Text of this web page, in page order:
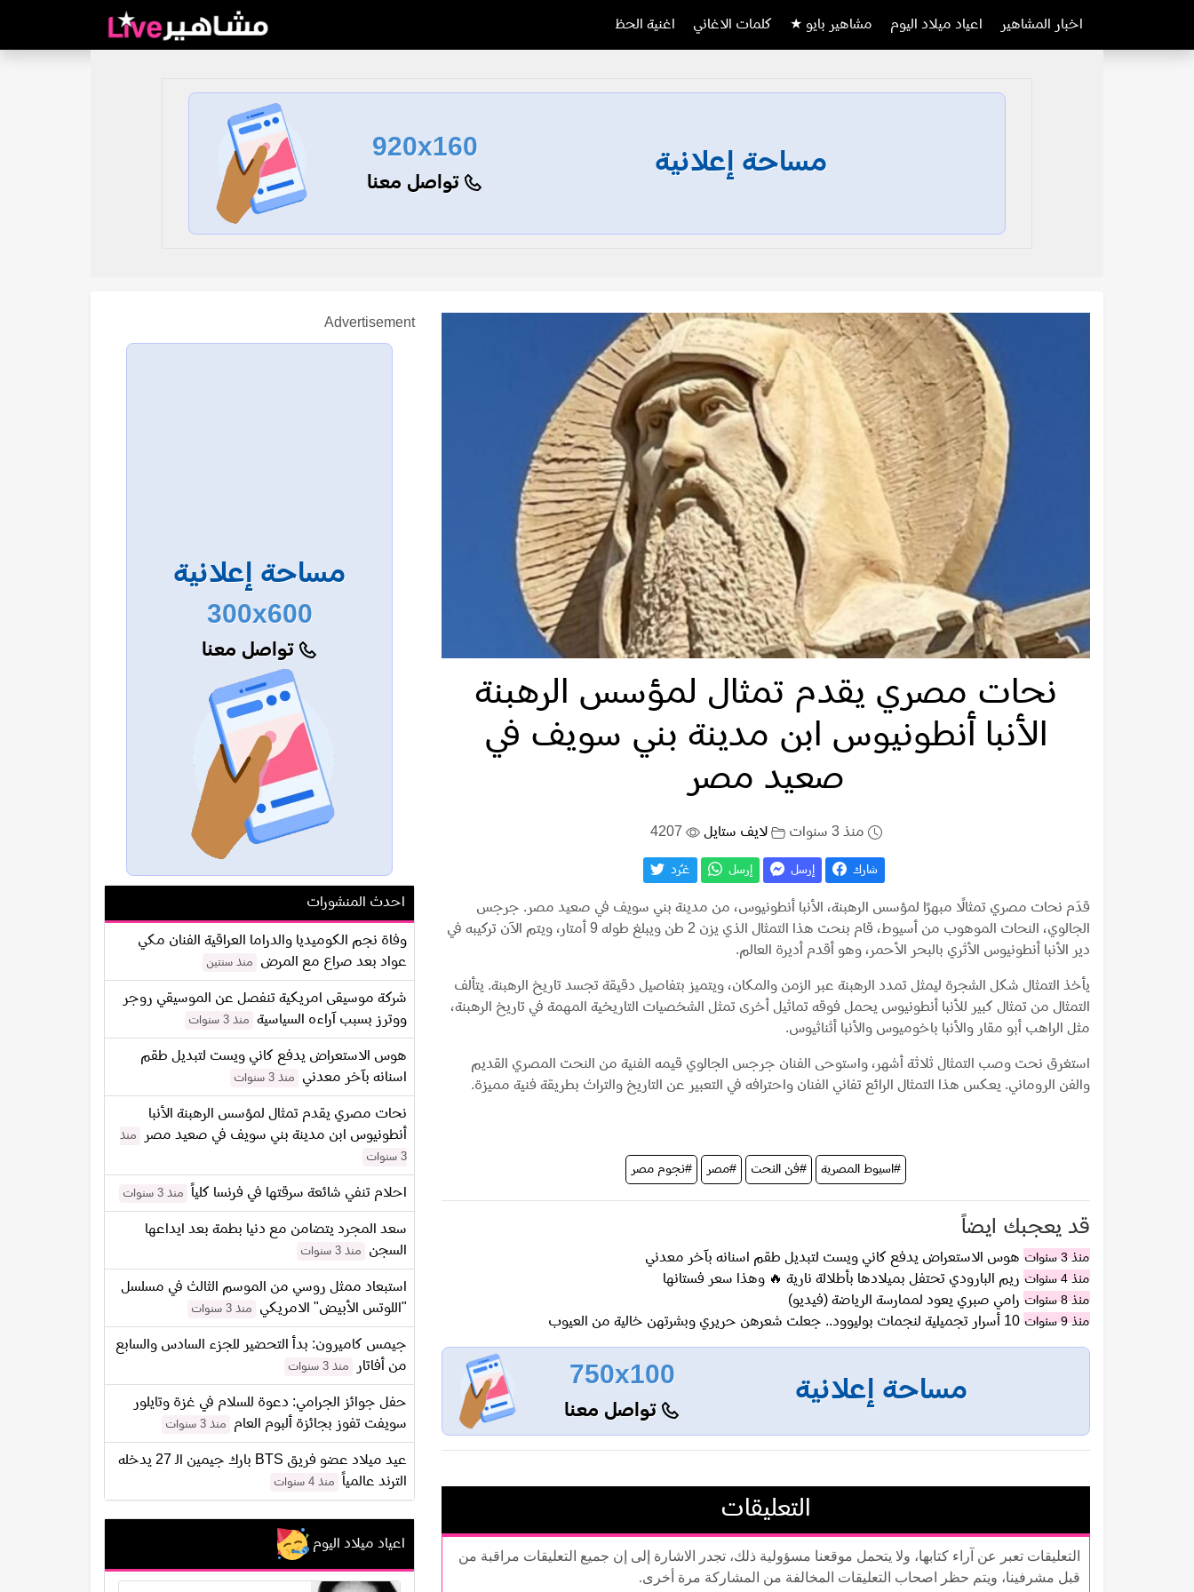
اخبار المشاهير اعياد ميلاد اليوم مشاهير بايو ★ كلمات الاغاني اغنية الحظ
مساحة إعلانية
920x160
تواصل معنا
نحات مصري يقدم تمثال لمؤسس الرهبنة
الأنبا أنطونيوس ابن مدينة بني سويف في
صعيد مصر
منذ 3 سنوات لايف ستايل
شارك إرسل إرسل غـّرد
قدَم نحات مصري تمثالًا مبهرًا لمؤسس الرهبنة، الأنبا أنطونيوس، من مدينة بني سويف في صعيد مصر. جرجس
الجالوي، النحات الموهوب من أسيوط، قام بنحت هذا التمثال الذي يزن 2 طن ويبلغ طوله 9 أمتار، ويتم الآن تركيبه في
دير الأنبا أنطونيوس الأثري بالبحر الأحمر، وهو أقدم أديرة العالم.
يأخذ التمثال شكل الشجرة ليمثل تمدد الرهبنة عبر الزمن والمكان، ويتميز بتفاصيل دقيقة تجسد تاريخ الرهبنة. يتألف
التمثال من تمثال كبير للأنبا أنطونيوس يحمل فوقه تماثيل أخرى تمثل الشخصيات التاريخية المهمة في تاريخ الرهبنة،
مثل الراهب أبو مقار والأنبا باخوميوس والأنبا أثناثيوس.
استغرق نحت وصب التمثال ثلاثة أشهر، واستوحى الفنان جرجس الجالوي قيمه الفنية من النحت المصري القديم
والفن الروماني. يعكس هذا التمثال الرائع تفاني الفنان واحترافه في التعبير عن التاريخ والتراث بطريقة فنية مميزة.
#اسيوط المصرية #فن النحت #مصر #نجوم مصر
قد يعجبك ايضاً
منذ 3 سنوات هوس الاستعراض يدفع كاني ويست لتبديل طقم اسنانه بآخر معدني
منذ 4 سنوات ريم البارودي تحتفل بميلادها بأطلالة نارية 🔥 وهذا سعر فستانها
منذ 8 سنوات رامي صبري يعود لممارسة الرياضة (فيديو)
منذ 9 سنوات 10 أسرار تجميلية لنجمات بوليوود.. جعلت شعرهن حريري وبشرتهن خالية من العيوب
مساحة إعلانية
750x100
تواصل معنا
التعليقات
التعليقات تعبر عن آراء كتابها، ولا يتحمل موقعنا مسؤولية ذلك، تجدر الاشارة إلى إن جميع التعليقات مراقبة من
قبل مشرفينا، ويتم حظر اصحاب التعليقات المخالفة من المشاركة مرة أخرى.
Advertisement
مساحة إعلانية
300x600
تواصل معنا
احدث المنشورات
وفاة نجم الكوميديا والدراما العراقية الفنان مكي
عواد بعد صراع مع المرض
منذ سنتين
شركة موسيقى امريكية تنفصل عن الموسيقي روجر
ووترز بسبب آراءه السياسية
منذ 3 سنوات
هوس الاستعراض يدفع كاني ويست لتبديل طقم
اسنانه بآخر معدني
منذ 3 سنوات
نحات مصري يقدم تمثال لمؤسس الرهبنة الأنبا
أنطونيوس ابن مدينة بني سويف في صعيد مصر
منذ
3 سنوات
احلام تنفي شائعة سرقتها في فرنسا كلياً منذ 3 سنوات
سعد المجرد يتضامن مع دنيا بطمة بعد ايداعها
السجن
منذ 3 سنوات
استبعاد ممثل روسي من الموسم الثالث في مسلسل
"اللوتس الأبيض" الامريكي
منذ 3 سنوات
جيمس كاميرون: بدأ التحضير للجزء السادس والسابع
من أفاتار
منذ 3 سنوات
حفل جوائز الجرامي: دعوة للسلام في غزة وتايلور
سويفت تفوز بجائزة ألبوم العام
منذ 3 سنوات
عيد ميلاد عضو فريق BTS بارك جيمين الـ 27 يدخله
الترند عالمياً
منذ 4 سنوات
اعياد ميلاد اليوم